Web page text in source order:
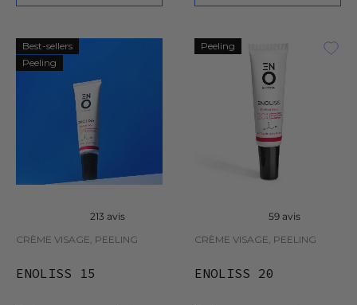
Best-sellers
Peeling
213 avis
CRÈME VISAGE, PEELING
ENOLISS 15
Peeling
59 avis
CRÈME VISAGE, PEELING
ENOLISS 20